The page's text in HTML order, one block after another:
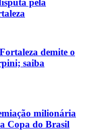
pela
demite o
saiba
milionária
Copa do Brasil